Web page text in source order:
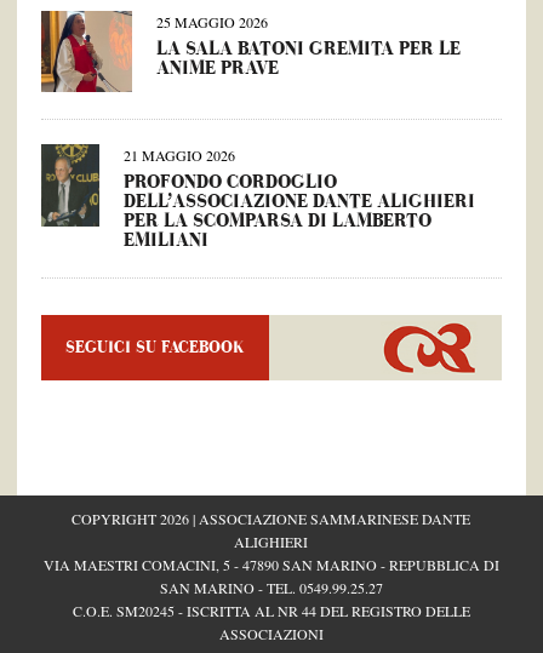
25 MAGGIO 2026
LA SALA BATONI GREMITA PER LE
ANIME PRAVE
21 MAGGIO 2026
PROFONDO CORDOGLIO
DELL’ASSOCIAZIONE DANTE ALIGHIERI
PER LA SCOMPARSA DI LAMBERTO
EMILIANI
SEGUICI SU FACEBOOK
COPYRIGHT 2026 | ASSOCIAZIONE SAMMARINESE DANTE
ALIGHIERI
VIA MAESTRI COMACINI, 5 - 47890 SAN MARINO - REPUBBLICA DI
SAN MARINO - TEL. 0549.99.25.27
C.O.E. SM20245 - ISCRITTA AL NR 44 DEL REGISTRO DELLE
ASSOCIAZIONI